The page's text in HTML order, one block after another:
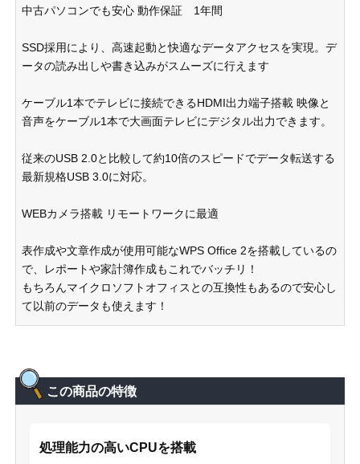
中古パソコンでも安心 動作保証 1年間
SSD採用により、高速起動と快適なデータアクセスを実現。デ
ータの読み出しや書き込みがスムーズに行えます
ケーブル1本でテレビに接続できるHDMI出力端子搭載 映像と
音声をケーブル1本で大画面テレビにデジタル出力できます。
従来のUSB 2.0と比較して約10倍のスピードでデータ転送する
最新規格USB 3.0に対応。
WEBカメラ搭載 リモートワークに最適
表作成や文章作成が使用可能なWPS Office 2を搭載しているの
で、レポートや家計簿作成もこれでバッチリ！
もちろんマイクロソフトオフィスとの互換性もあるので安心し
て以前のデータも使えます！
この商品の特徴
処理能力の高いCPUを搭載